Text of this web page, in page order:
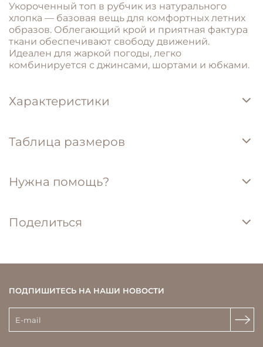
Укороченный топ в рубчик из натурального
хлопка — базовая вещь для комфортных летних
образов. Облегающий крой и приятная фактура
ткани обеспечивают свободу движений.
Идеален для жаркой погоды, легко
комбинируется с джинсами, шортами и юбками.
Характеристики
Таблица размеров
Нужна помощь?
Поделиться
ПОДПИШИТЕСЬ НА НАШИ НОВОСТИ